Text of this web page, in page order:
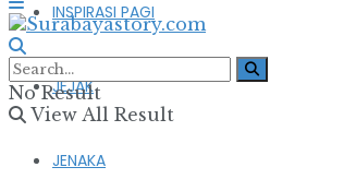
INSPIRASI PAGI
JEJAK
JENAKA
No Result
View All Result